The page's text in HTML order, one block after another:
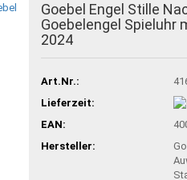
Goebel Engel Stille
Goebelengel Spieluhr
2024
Art.Nr.:
Lieferzeit:
EAN:
Hersteller: